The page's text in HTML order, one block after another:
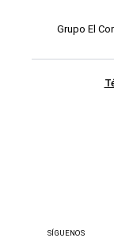
Grupo El
SÍGUENOS